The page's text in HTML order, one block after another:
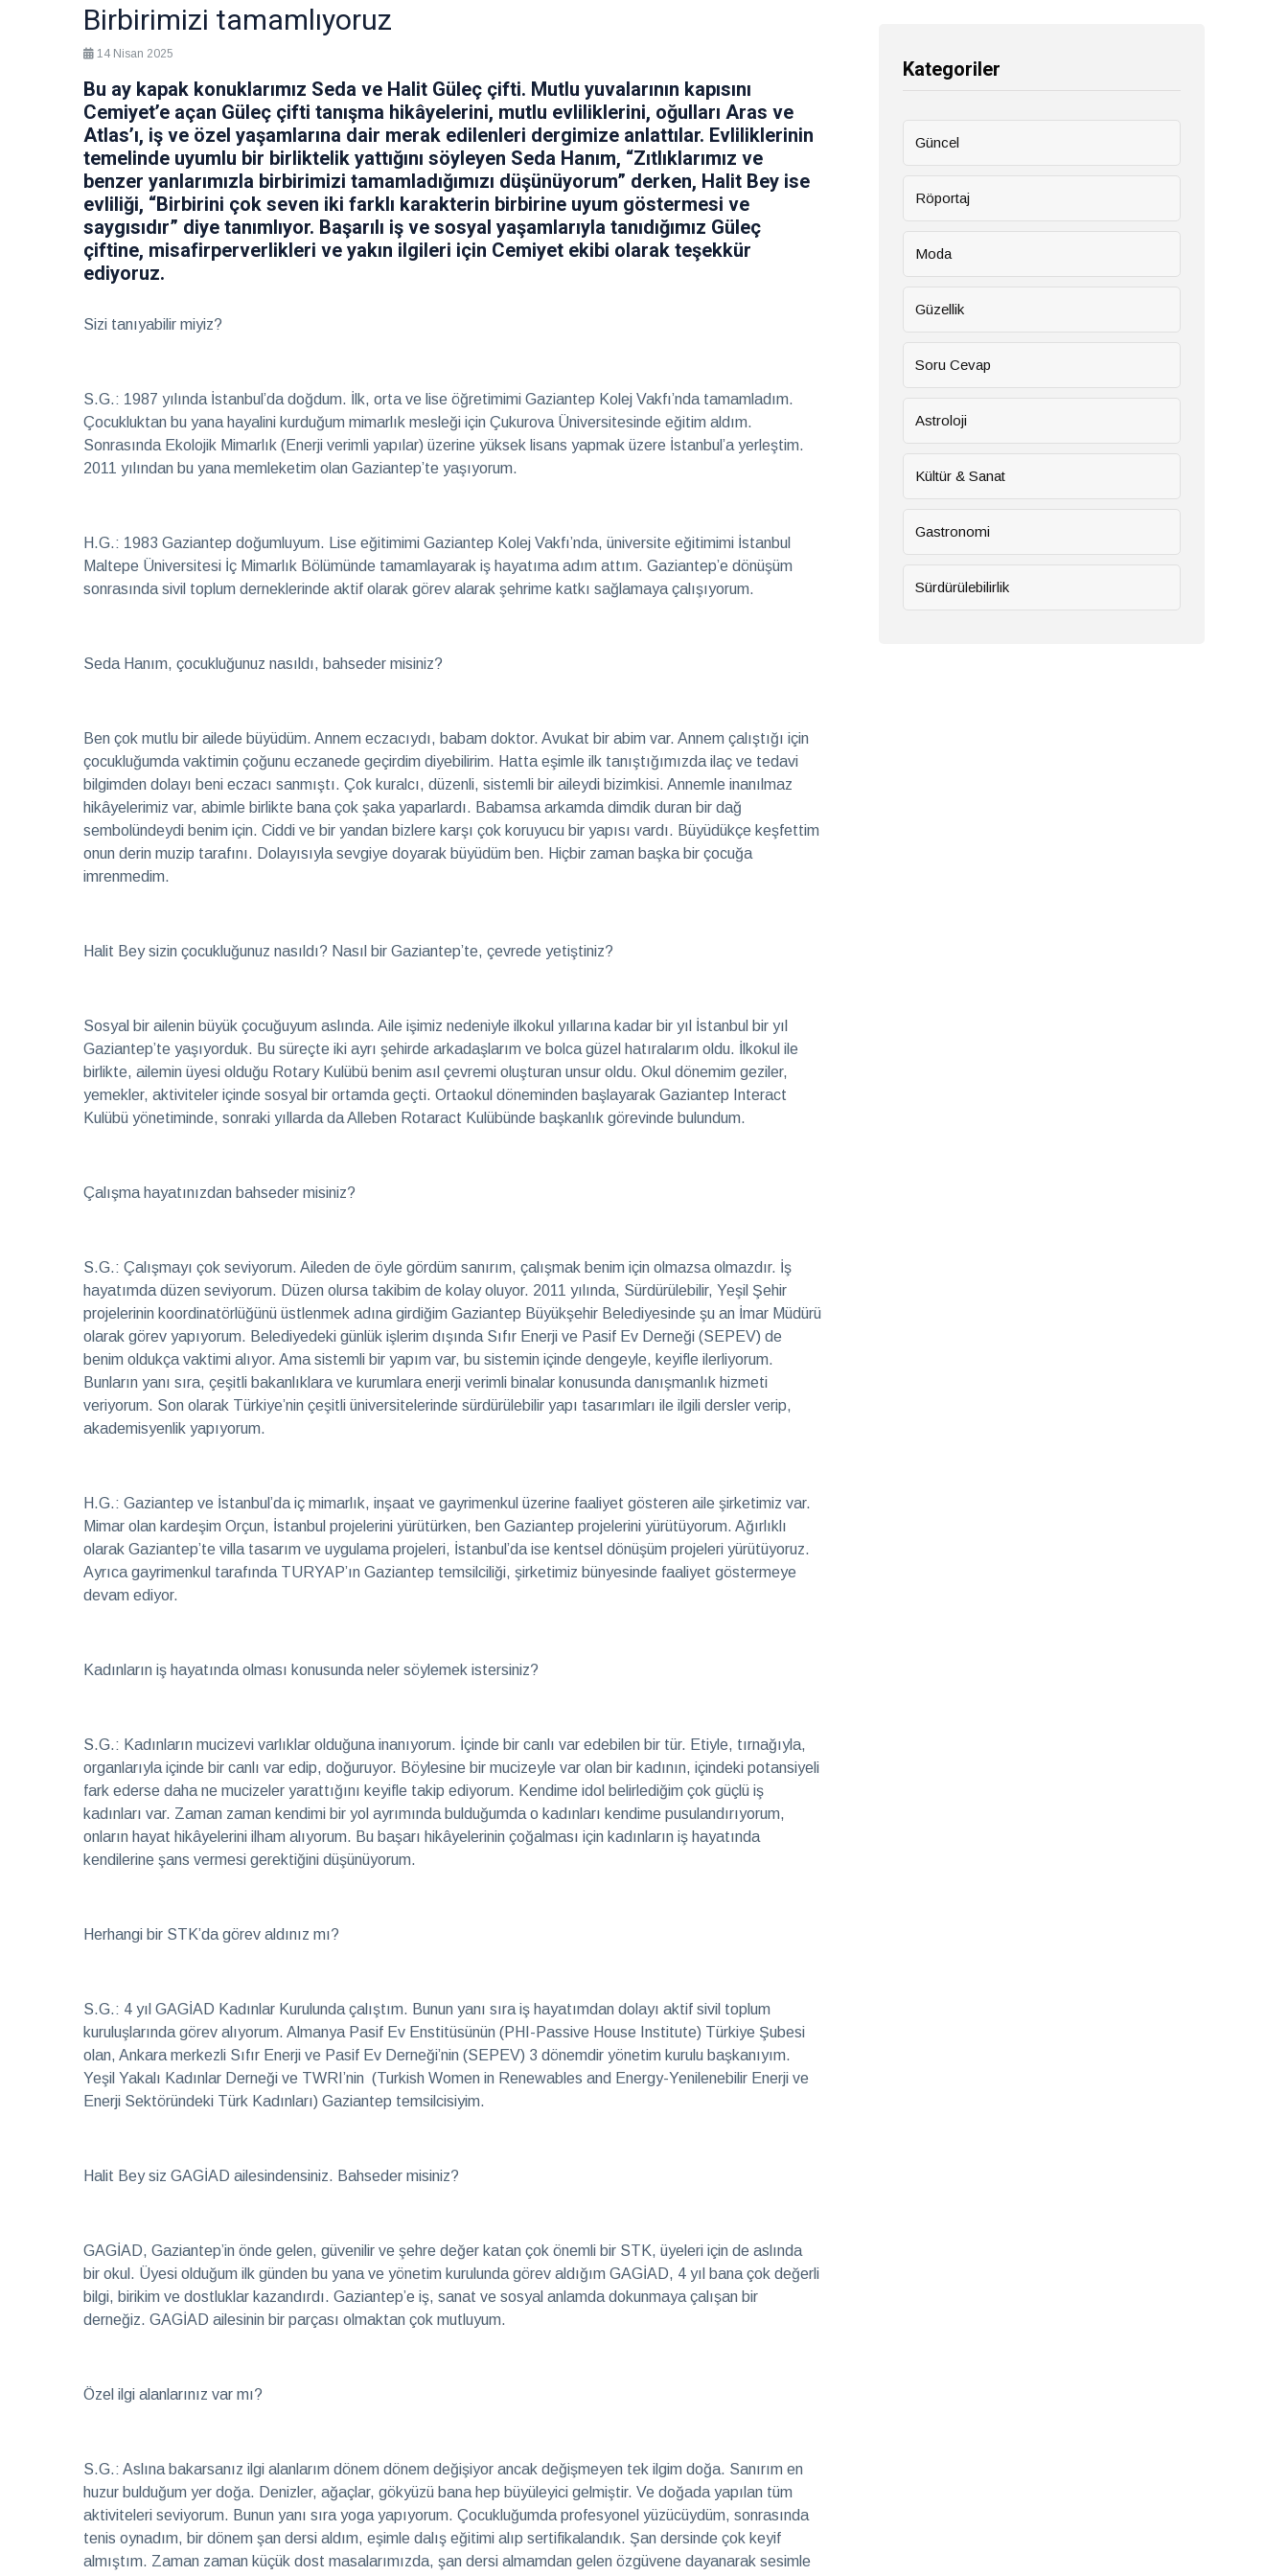
eşlik
Hayalleri
dönüştüren
iki imza
28 Temmuz
2026
Röportaj
Teatro
Ayntab:
Bir
sahneden
fazlası
28 Temmuz
2026
Kültür &
Sanat
kültürleri
keşfetmeyi
Birbirimizi tamamlıyoruz
14 Nisan 2025
Bu ay kapak konuklarımız Seda ve Halit Güleç çifti. Mutlu yuvalarının kapısını
Cemiyet’e açan Güleç çifti tanışma hikâyelerini, mutlu evliliklerini, oğulları Aras ve
Atlas’ı, iş ve özel yaşamlarına dair merak edilenleri dergimize anlattılar. Evliliklerinin
temelinde uyumlu bir birliktelik yattığını söyleyen Seda Hanım, “Zıtlıklarımız ve
benzer yanlarımızla birbirimizi tamamladığımızı düşünüyorum” derken, Halit Bey ise
evliliği, “Birbirini çok seven iki farklı karakterin birbirine uyum göstermesi ve
saygısıdır” diye tanımlıyor. Başarılı iş ve sosyal yaşamlarıyla tanıdığımız Güleç
çiftine, misafirperverlikleri ve yakın ilgileri için Cemiyet ekibi olarak teşekkür
ediyoruz.
Sizi tanıyabilir miyiz?
S.G.: 1987 yılında İstanbul’da doğdum. İlk, orta ve lise öğretimimi Gaziantep Kolej Vakfı’nda tamamladım.
Çocukluktan bu yana hayalini kurduğum mimarlık mesleği için Çukurova Üniversitesinde eğitim aldım.
Sonrasında Ekolojik Mimarlık (Enerji verimli yapılar) üzerine yüksek lisans yapmak üzere İstanbul’a yerleştim.
2011 yılından bu yana memleketim olan Gaziantep’te yaşıyorum.
H.G.: 1983 Gaziantep doğumluyum. Lise eğitimimi Gaziantep Kolej Vakfı’nda, üniversite eğitimimi İstanbul
Maltepe Üniversitesi İç Mimarlık Bölümünde tamamlayarak iş hayatıma adım attım. Gaziantep’e dönüşüm
sonrasında sivil toplum derneklerinde aktif olarak görev alarak şehrime katkı sağlamaya çalışıyorum.
Seda Hanım, çocukluğunuz nasıldı, bahseder misiniz?
Ben çok mutlu bir ailede büyüdüm. Annem eczacıydı, babam doktor. Avukat bir abim var. Annem çalıştığı için
çocukluğumda vaktimin çoğunu eczanede geçirdim diyebilirim. Hatta eşimle ilk tanıştığımızda ilaç ve tedavi
bilgimden dolayı beni eczacı sanmıştı. Çok kuralcı, düzenli, sistemli bir aileydi bizimkisi. Annemle inanılmaz
hikâyelerimiz var, abimle birlikte bana çok şaka yaparlardı. Babamsa arkamda dimdik duran bir dağ
sembolündeydi benim için. Ciddi ve bir yandan bizlere karşı çok koruyucu bir yapısı vardı. Büyüdükçe keşfettim
onun derin muzip tarafını. Dolayısıyla sevgiye doyarak büyüdüm ben. Hiçbir zaman başka bir çocuğa
imrenmedim.
Halit Bey sizin çocukluğunuz nasıldı? Nasıl bir Gaziantep’te, çevrede yetiştiniz?
Sosyal bir ailenin büyük çocuğuyum aslında. Aile işimiz nedeniyle ilkokul yıllarına kadar bir yıl İstanbul bir yıl
Gaziantep’te yaşıyorduk. Bu süreçte iki ayrı şehirde arkadaşlarım ve bolca güzel hatıralarım oldu. İlkokul ile
birlikte, ailemin üyesi olduğu Rotary Kulübü benim asıl çevremi oluşturan unsur oldu. Okul dönemim geziler,
yemekler, aktiviteler içinde sosyal bir ortamda geçti. Ortaokul döneminden başlayarak Gaziantep Interact
Kulübü yönetiminde, sonraki yıllarda da Alleben Rotaract Kulübünde başkanlık görevinde bulundum.
Çalışma hayatınızdan bahseder misiniz?
S.G.: Çalışmayı çok seviyorum. Aileden de öyle gördüm sanırım, çalışmak benim için olmazsa olmazdır. İş
hayatımda düzen seviyorum. Düzen olursa takibim de kolay oluyor. 2011 yılında, Sürdürülebilir, Yeşil Şehir
projelerinin koordinatörlüğünü üstlenmek adına girdiğim Gaziantep Büyükşehir Belediyesinde şu an İmar Müdürü
olarak görev yapıyorum. Belediyedeki günlük işlerim dışında Sıfır Enerji ve Pasif Ev Derneği (SEPEV) de
benim oldukça vaktimi alıyor. Ama sistemli bir yapım var, bu sistemin içinde dengeyle, keyifle ilerliyorum.
Bunların yanı sıra, çeşitli bakanlıklara ve kurumlara enerji verimli binalar konusunda danışmanlık hizmeti
veriyorum. Son olarak Türkiye’nin çeşitli üniversitelerinde sürdürülebilir yapı tasarımları ile ilgili dersler verip,
akademisyenlik yapıyorum.
H.G.: Gaziantep ve İstanbul’da iç mimarlık, inşaat ve gayrimenkul üzerine faaliyet gösteren aile şirketimiz var.
Mimar olan kardeşim Orçun, İstanbul projelerini yürütürken, ben Gaziantep projelerini yürütüyorum. Ağırlıklı
olarak Gaziantep’te villa tasarım ve uygulama projeleri, İstanbul’da ise kentsel dönüşüm projeleri yürütüyoruz.
Ayrıca gayrimenkul tarafında TURYAP’ın Gaziantep temsilciliği, şirketimiz bünyesinde faaliyet göstermeye
devam ediyor.
Kadınların iş hayatında olması konusunda neler söylemek istersiniz?
S.G.: Kadınların mucizevi varlıklar olduğuna inanıyorum. İçinde bir canlı var edebilen bir tür. Etiyle, tırnağıyla,
organlarıyla içinde bir canlı var edip, doğuruyor. Böylesine bir mucizeyle var olan bir kadının, içindeki potansiyeli
fark ederse daha ne mucizeler yarattığını keyifle takip ediyorum. Kendime idol belirlediğim çok güçlü iş
kadınları var. Zaman zaman kendimi bir yol ayrımında bulduğumda o kadınları kendime pusulandırıyorum,
onların hayat hikâyelerini ilham alıyorum. Bu başarı hikâyelerinin çoğalması için kadınların iş hayatında
kendilerine şans vermesi gerektiğini düşünüyorum.
Herhangi bir STK’da görev aldınız mı?
S.G.: 4 yıl GAGİAD Kadınlar Kurulunda çalıştım. Bunun yanı sıra iş hayatımdan dolayı aktif sivil toplum
kuruluşlarında görev alıyorum. Almanya Pasif Ev Enstitüsünün (PHI-Passive House Institute) Türkiye Şubesi
olan, Ankara merkezli Sıfır Enerji ve Pasif Ev Derneği’nin (SEPEV) 3 dönemdir yönetim kurulu başkanıyım.
Yeşil Yakalı Kadınlar Derneği ve TWRI’nin (Turkish Women in Renewables and Energy-Yenilenebilir Enerji ve
Enerji Sektöründeki Türk Kadınları) Gaziantep temsilcisiyim.
Halit Bey siz GAGİAD ailesindensiniz. Bahseder misiniz?
GAGİAD, Gaziantep’in önde gelen, güvenilir ve şehre değer katan çok önemli bir STK, üyeleri için de aslında
bir okul. Üyesi olduğum ilk günden bu yana ve yönetim kurulunda görev aldığım GAGİAD, 4 yıl bana çok değerli
bilgi, birikim ve dostluklar kazandırdı. Gaziantep’e iş, sanat ve sosyal anlamda dokunmaya çalışan bir
derneğiz. GAGİAD ailesinin bir parçası olmaktan çok mutluyum.
Özel ilgi alanlarınız var mı?
S.G.: Aslına bakarsanız ilgi alanlarım dönem dönem değişiyor ancak değişmeyen tek ilgim doğa. Sanırım en
huzur bulduğum yer doğa. Denizler, ağaçlar, gökyüzü bana hep büyüleyici gelmiştir. Ve doğada yapılan tüm
aktiviteleri seviyorum. Bunun yanı sıra yoga yapıyorum. Çocukluğumda profesyonel yüzücüydüm, sonrasında
tenis oynadım, bir dönem şan dersi aldım, eşimle dalış eğitimi alıp sertifikalandık. Şan dersinde çok keyif
almıştım. Zaman zaman küçük dost masalarımızda, şan dersi almamdan gelen özgüvene dayanarak sesimle
Kategoriler
Güncel
Röportaj
Moda
Güzellik
Soru Cevap
Astroloji
Kültür & Sanat
Gastronomi
Sürdürülebilirlik